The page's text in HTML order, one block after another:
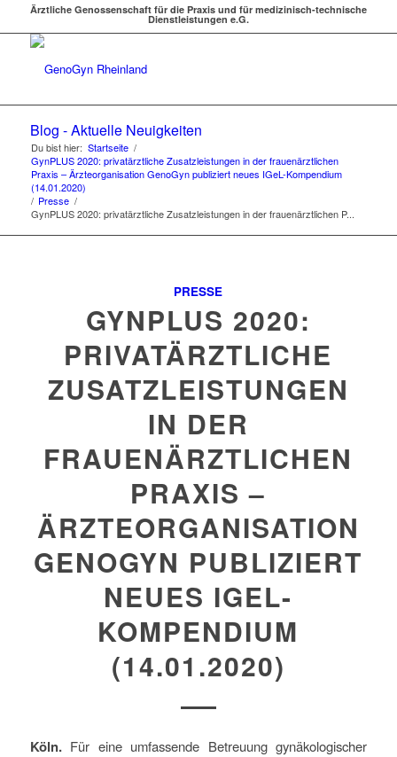
Ärztliche Genossenschaft für die Praxis und für medizinisch-technische
Dienstleistungen e.G.
Blog - Aktuelle Neuigkeiten
Du bist hier: Startseite /
GynPLUS 2020: privatärztliche Zusatzleistungen in der frauenärztlichen
Praxis – Ärzteorganisation GenoGyn publiziert neues IGeL-Kompendium
(14.01.2020)
/ Presse /
GynPLUS 2020: privatärztliche Zusatzleistungen in der frauenärztlichen P...
PRESSE
GYNPLUS 2020:
PRIVATÄRZTLICHE
ZUSATZLEISTUNGEN
IN DER
FRAUENÄRZTLICHEN
PRAXIS –
ÄRZTEORGANISATION
GENOGYN PUBLIZIERT
NEUES IGEL-
KOMPENDIUM
(14.01.2020)
Köln.Für eine umfassende Betreuung gynäkologischer